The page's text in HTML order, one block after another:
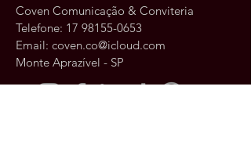
Coven Comunicação & Conviteria
Telefone: 17 98155-0653
Email: coven.co@icloud.com
Monte Aprazível - SP